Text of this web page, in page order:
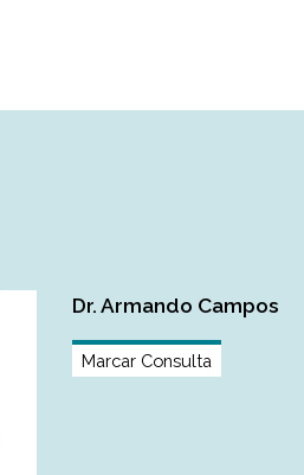
Dr. Armando Campos
Marcar Consulta